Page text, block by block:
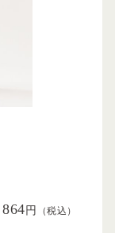
864 円 （税込）